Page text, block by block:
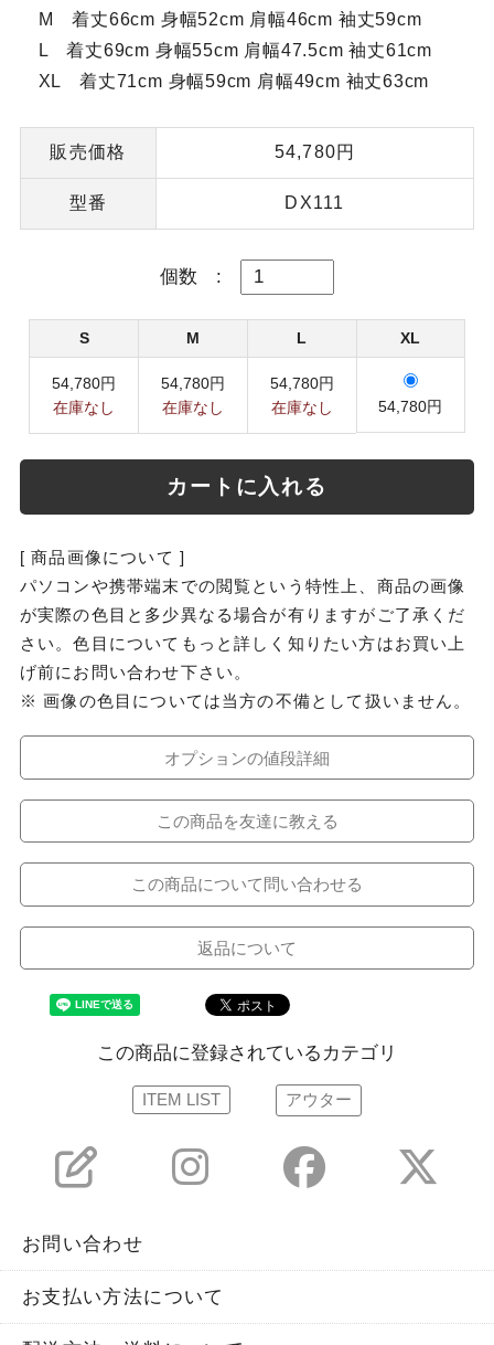
M 着丈66cm 身幅52cm 肩幅46cm 袖丈59cm
L 着丈69cm 身幅55cm 肩幅47.5cm 袖丈61cm
XL 着丈71cm 身幅59cm 肩幅49cm 袖丈63cm
販売価格 54,780円
型番 DX111
個数 :
S M L XL
54,780円
在庫なし
54,780円
在庫なし
54,780円
在庫なし
54,780円
カートに入れる
[ 商品画像について ]
パソコンや携帯端末での閲覧という特性上、商品の画像
が実際の色目と多少異なる場合が有りますがご了承くだ
さい。色目についてもっと詳しく知りたい方はお買い上
げ前にお問い合わせ下さい。
※ 画像の色目については当方の不備として扱いません。
オプションの値段詳細
この商品を友達に教える
この商品について問い合わせる
返品について
この商品に登録されているカテゴリ
ITEM LIST アウター
お問い合わせ
お支払い方法について